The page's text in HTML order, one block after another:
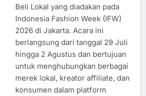
Beli Lokal yang diadakan pada
Indonesia Fashion Week (IFW)
2026 di Jakarta. Acara ini
berlangsung dari tanggal 29 Juli
hingga 2 Agustus dan bertujuan
untuk menghubungkan berbagai
merek lokal, kreator affiliate, dan
konsumen dalam platform